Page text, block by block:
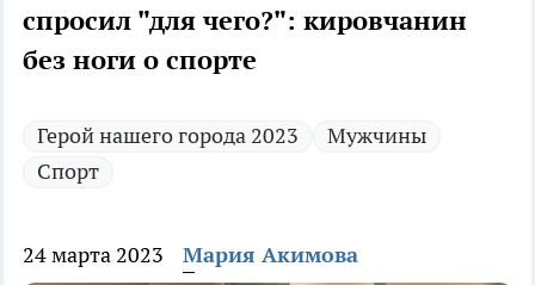
спросил "для чего?": кировчанин
без ноги о спорте
Герой нашего города 2023
Мужчины
Спорт
24 марта 2023 Мария Акимова